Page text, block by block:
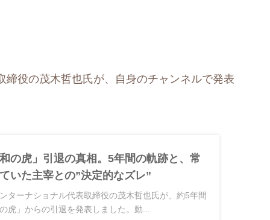
役の茂木哲也氏が、自身のチャンネルで発表
の虎」引退の真相。5年間の軌跡と、常
いた主宰との”決定的なズレ”
ターナショナル代表取締役の茂木哲也氏が、約5年間
虎」からの引退を発表しました。動...